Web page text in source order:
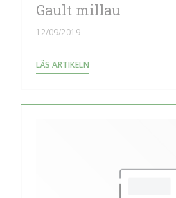
Gault millau
12/09/2019
LÄS ARTIKELN